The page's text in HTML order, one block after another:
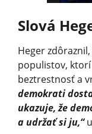
Slová
Heger
populistov, ktorí
beztrestnosť a
demokrati
ukazuje, že
a udržať si ju,“